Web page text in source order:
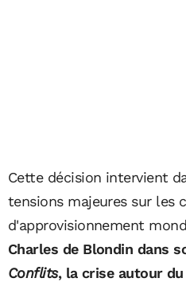
Cette décision intervient
tensions majeures sur les
d'approvisionnement
Charles de Blondin dans
Conflits, la crise autour